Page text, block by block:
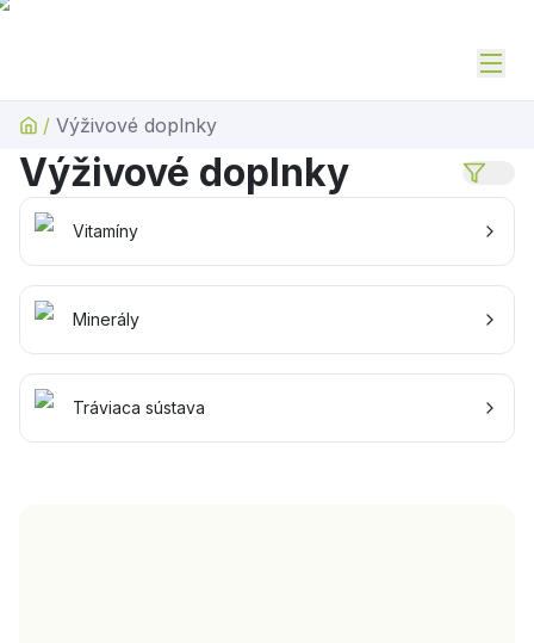
/ Výživové doplnky
Výživové doplnky
Vitamíny
Minerály
Tráviaca sústava